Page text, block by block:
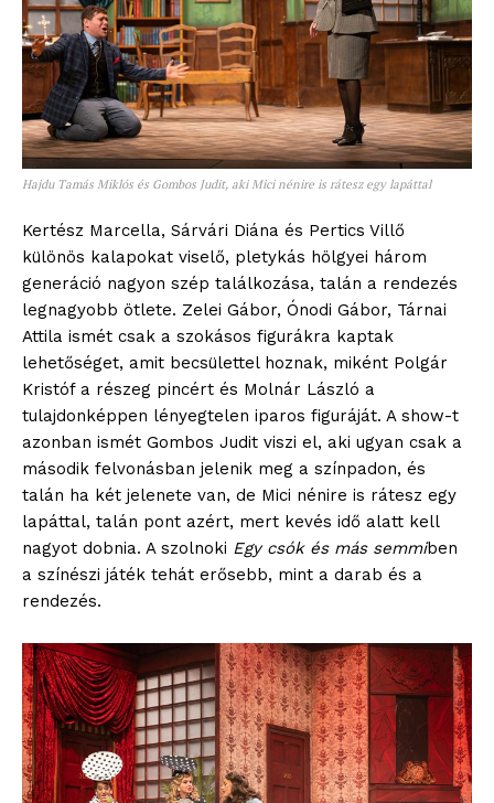
Hajdu Tamás Miklós és Gombos Judit, aki Mici nénire is rátesz egy lapáttal
Kertész Marcella, Sárvári Diána és Pertics Villő
különös kalapokat viselő, pletykás hölgyei három
generáció nagyon szép találkozása, talán a rendezés
legnagyobb ötlete. Zelei Gábor, Ónodi Gábor, Tárnai
Attila ismét csak a szokásos figurákra kaptak
lehetőséget, amit becsülettel hoznak, miként Polgár
Kristóf a részeg pincért és Molnár László a
tulajdonképpen lényegtelen iparos figuráját. A show-t
azonban ismét Gombos Judit viszi el, aki ugyan csak a
második felvonásban jelenik meg a színpadon, és
talán ha két jelenete van, de Mici nénire is rátesz egy
lapáttal, talán pont azért, mert kevés idő alatt kell
nagyot dobnia. A szolnoki Egy csók és más semmiben
a színészi játék tehát erősebb, mint a darab és a
rendezés.